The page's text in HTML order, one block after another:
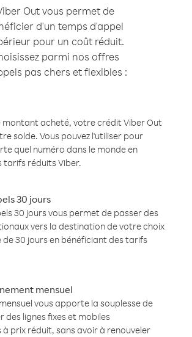
Out vous permet de
d'un temps d'appel
pour un coût réduit.
parmi nos offres
pas chers et flexibles :
montant acheté, votre crédit Viber Out
solde. Vous pouvez l'utiliser pour
quel numéro dans le monde en
tarifs réduits Viber.
30 jours
30 jours vous permet de passer des
vers la destination de votre choix
de 30 jours en bénéficiant des tarifs
mensuel
vous apporte la souplesse de
des lignes fixes et mobiles
prix réduit, sans avoir à renouveler